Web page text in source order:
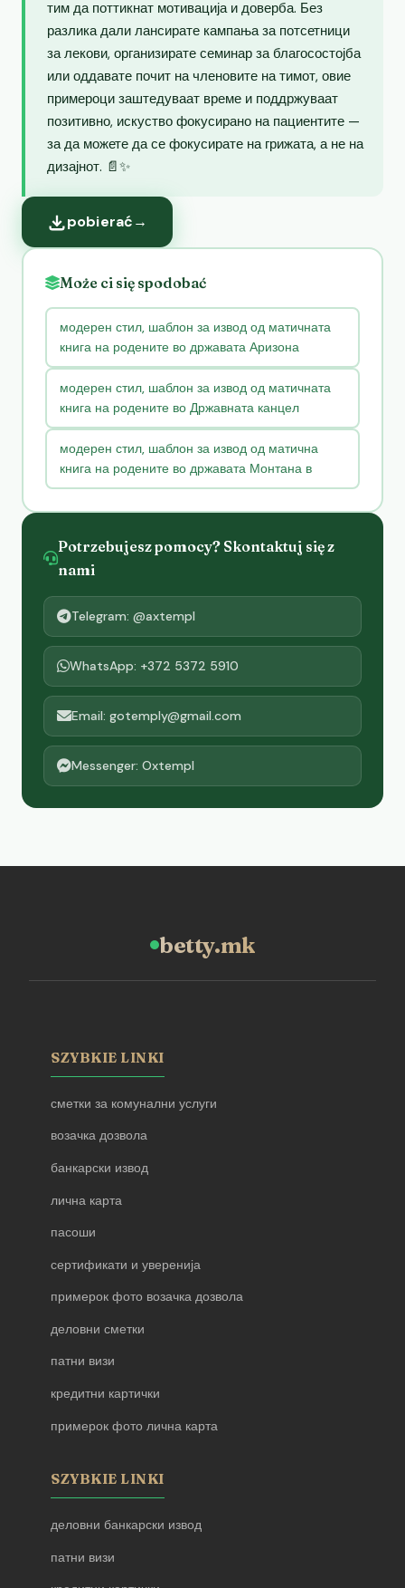
тим да поттикнат мотивација и доверба. Без
разлика дали лансирате кампања за потсетници
за лекови, организирате семинар за благосостојба
или оддавате почит на членовите на тимот, овие
примероци заштедуваат време и поддржуваат
позитивно, искуство фокусирано на пациентите —
за да можете да се фокусирате на грижата, а не на
дизајнот. 📄✨
pobierać→
Może ci się spodobać
модерен стил, шаблон за извод од матичната
книга на родените во државата Аризона
модерен стил, шаблон за извод од матичната
книга на родените во Државната канцел
модерен стил, шаблон за извод од матична
книга на родените во државата Монтана в
Potrzebujesz pomocy? Skontaktuj się z
nami
Telegram: @axtempl
WhatsApp: +372 5372 5910
Email: gotemply@gmail.com
Messenger: Oxtempl
betty.mk
SZYBKIE LINKI
сметки за комунални услуги
возачка дозвола
банкарски извод
лична карта
пасоши
сертификати и уверенија
примерок фото возачка дозвола
деловни сметки
патни визи
кредитни картички
примерок фото лична карта
SZYBKIE LINKI
деловни банкарски извод
патни визи